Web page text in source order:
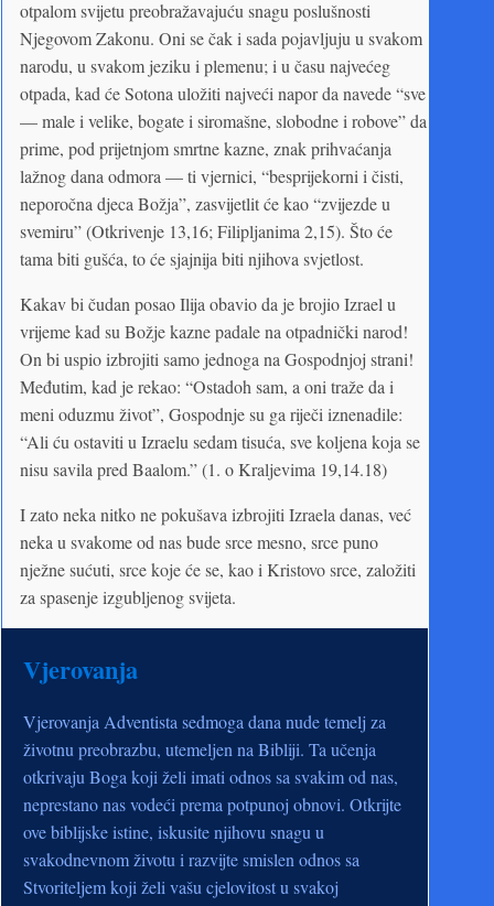
otpalom svijetu preobražavajuću snagu poslušnosti
Njegovom Zakonu. Oni se čak i sada pojavljuju u svakom
narodu, u svakom jeziku i plemenu; i u času najvećeg
otpada, kad će Sotona uložiti najveći napor da navede “sve
— male i velike, bogate i siromašne, slobodne i robove” da
prime, pod prijetnjom smrtne kazne, znak prihvaćanja
lažnog dana odmora — ti vjernici, “besprijekorni i čisti,
neporočna djeca Božja”, zasvijetlit će kao “zvijezde u
svemiru” (Otkrivenje 13,16; Filipljanima 2,15). Što će
tama biti gušća, to će sjajnija biti njihova svjetlost.
Kakav bi čudan posao Ilija obavio da je brojio Izrael u
vrijeme kad su Božje kazne padale na otpadnički narod!
On bi uspio izbrojiti samo jednoga na Gospodnjoj strani!
Međutim, kad je rekao: “Ostadoh sam, a oni traže da i
meni oduzmu život”, Gospodnje su ga riječi iznenadile:
“Ali ću ostaviti u Izraelu sedam tisuća, sve koljena koja se
nisu savila pred Baalom.” (1. o Kraljevima 19,14.18)
I zato neka nitko ne pokušava izbrojiti Izraela danas, već
neka u svakome od nas bude srce mesno, srce puno
nježne sućuti, srce koje će se, kao i Kristovo srce, založiti
za spasenje izgubljenog svijeta.
Vjerovanja
Vjerovanja Adventista sedmoga dana nude temelj za
životnu preobrazbu, utemeljen na Bibliji. Ta učenja
otkrivaju Boga koji želi imati odnos sa svakim od nas,
neprestano nas vodeći prema potpunoj obnovi. Otkrijte
ove biblijske istine, iskusite njihovu snagu u
svakodnevnom životu i razvijte smislen odnos sa
Stvoriteljem koji želi vašu cjelovitost u svakoj